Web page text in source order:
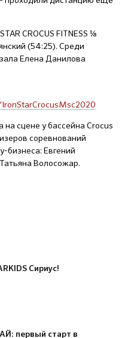
CROCUS FITNESS ⅛
(54:25). Среди
Елена Данилова
сцене у бассейна Crocus
соревнований
бизнеса: Евгений
Волосожар.
Сириус!
первый старт в